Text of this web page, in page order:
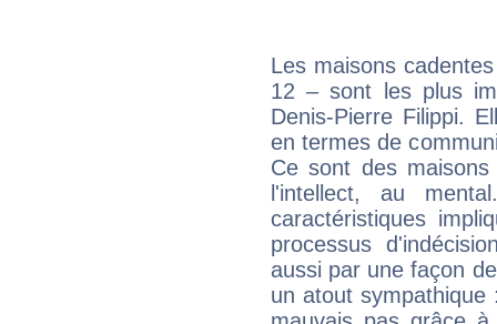
Les maisons
12 – sont les plus
Denis-Pierre Filippi.
en termes de
Ce sont des
l'intellect, au
caractéristiques
processus
aussi par une façon
un atout